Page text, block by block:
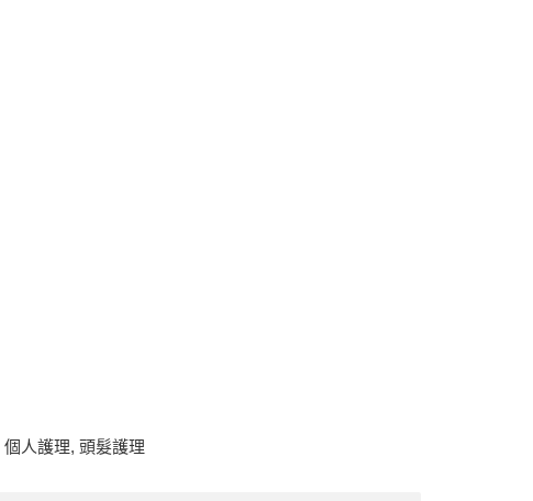
個人護理, 頭髮護理